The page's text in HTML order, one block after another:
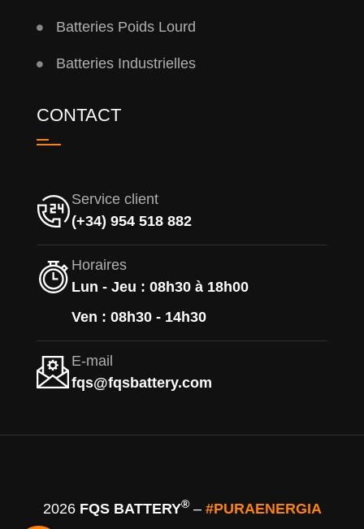
Batteries Poids Lourd
Batteries Industrielles
CONTACT
Service client
(+34) 954 518 882
Horaires
Lun - Jeu : 08h30 à 18h00
Ven : 08h30 - 14h30
E-mail
fqs@fqsbattery.com
2026 FQS BATTERY®– #PURAENERGIA